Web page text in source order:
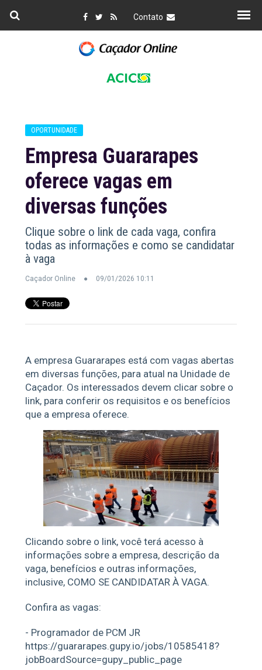
Contato
OPORTUNIDADE
Empresa Guararapes
oferece vagas em
diversas funções
Clique sobre o link de cada vaga, confira
todas as informações e como se candidatar
à vaga
Caçador Online 09/01/2026 10:11
A empresa Guararapes está com vagas abertas
em diversas funções, para atual na Unidade de
Caçador. Os interessados devem clicar sobre o
link, para conferir os requisitos e os benefícios
que a empresa oferece.
Clicando sobre o link, você terá acesso à
informações sobre a empresa, descrição da
vaga, benefícios e outras informações,
inclusive, COMO SE CANDIDATAR À VAGA.
Confira as vagas:
- Programador de PCM JR
https://guararapes.gupy.io/jobs/10585418?
jobBoardSource=gupy_public_page